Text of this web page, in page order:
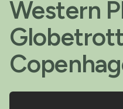
Western